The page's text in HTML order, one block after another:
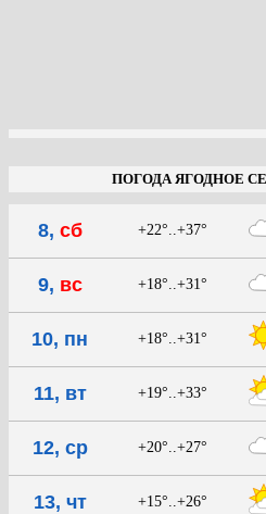
ПОГОДА ЯГОДНОЕ
8, сб +22°..+37°
9, вс +18°..+31°
10, пн +18°..+31°
11, вт +19°..+33°
12, ср +20°..+27°
13, чт +15°..+26°